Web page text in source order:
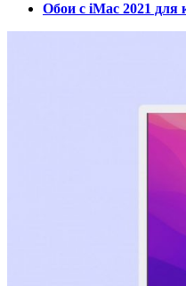
Обои с iMac 2021 для